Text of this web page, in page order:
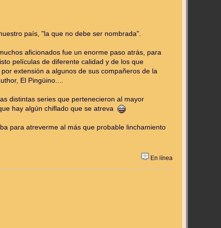
país, "la que no debe ser nombrada".
aficionados fue un enorme paso atrás, para
películas de diferente calidad y de los que
extensión a algunos de sus compañeros de la
El Pingüino....
distintas series que pertenecieron al mayor
hay algún chiflado que se atreva
para atreverme al más que probable linchamiento
En línea